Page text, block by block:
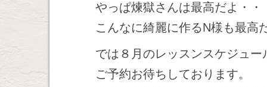
やっぱ煉獄さんは最高だよ・・
こんなに綺麗に作るN様も最高
では８月のレッスンスケジュ
ご予約お待ちしております。